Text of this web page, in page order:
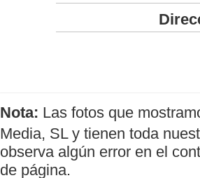
Nota: Las fotos que
Media, SL y tienen toda
observa algún error en el
de página.